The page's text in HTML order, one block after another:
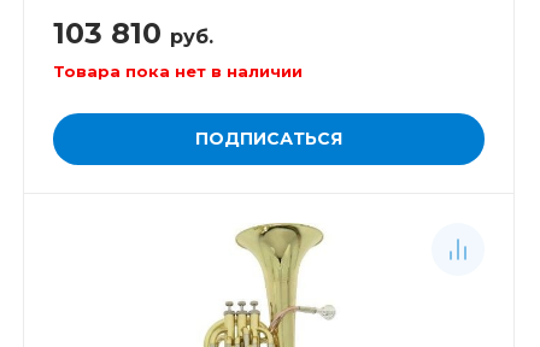
103 810 руб.
Товара пока нет в наличии
ПОДПИСАТЬСЯ